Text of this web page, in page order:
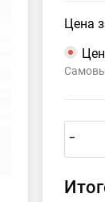
Цена
–